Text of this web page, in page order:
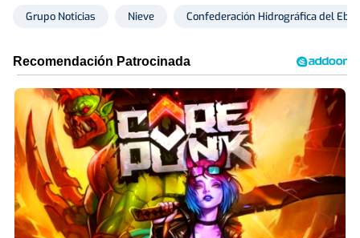
Grupo Noticias Nieve Confederación Hidrográfica del Ebro